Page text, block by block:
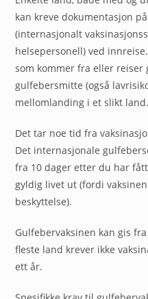
kan kreve dokumentasjon
(internasjonalt
helsepersonell) ved
som kommer fra eller
gulfebersmitte (også
mellomlanding i et slikt land.
Det tar noe tid fra
Det internasjonale
fra 10 dager etter du har
gyldig livet ut (fordi
beskyttelse).
Gulfebervaksinen kan gis
fleste land krever ikke
ett år.